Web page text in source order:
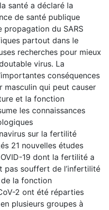
santé a déclaré la
de santé publique
propagation du SARS
partout dans le
recherches pour mieux
virus. La
conséquences
masculin qui peut causer
et la fonction
les connaissances
sur la fertilité
21 nouvelles études
19 dont la fertilité a
pas souffert de l’infertilité
la fonction
2 ont été réparties
plusieurs groupes à